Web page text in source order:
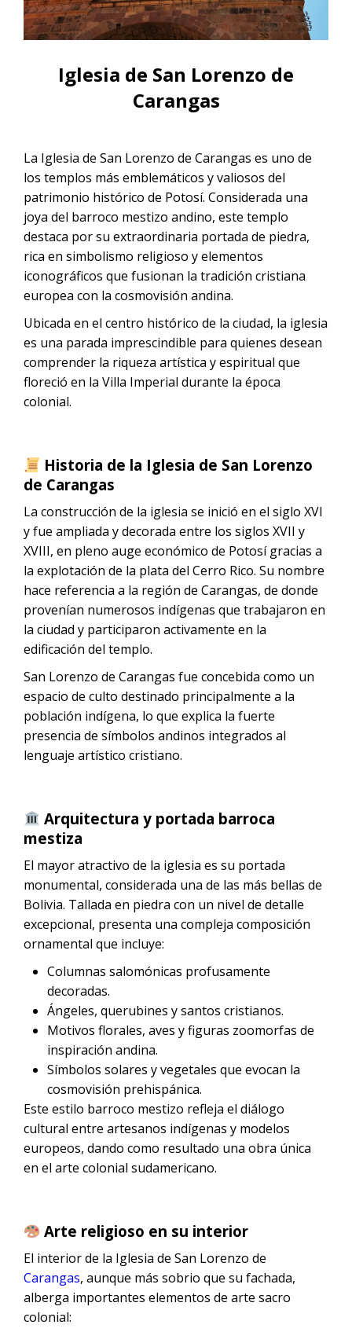
Tour Salar de Uyuni desde La Paz en
Vuelo | 2D/1N
Tour Salar de Uyuni 1 día
Noche
Vuelo
Tour Salar de Uyuni desde San
Cochabamba en Vuelo | 2D/1N
CONTACTANOS
Iglesia de San Lorenzo de
Carangas
La Iglesia de San Lorenzo de Carangas es uno de
los templos más emblemáticos y valiosos del
patrimonio histórico de Potosí. Considerada una
joya del barroco mestizo andino, este templo
destaca por su extraordinaria portada de piedra,
rica en simbolismo religioso y elementos
iconográficos que fusionan la tradición cristiana
europea con la cosmovisión andina.
Ubicada en el centro histórico de la ciudad, la iglesia
es una parada imprescindible para quienes desean
comprender la riqueza artística y espiritual que
floreció en la Villa Imperial durante la época
colonial.
Historia de la Iglesia de San Lorenzo
de Carangas
La construcción de la iglesia se inició en el siglo XVI
y fue ampliada y decorada entre los siglos XVII y
XVIII, en pleno auge económico de Potosí gracias a
la explotación de la plata del Cerro Rico. Su nombre
hace referencia a la región de Carangas, de donde
provenían numerosos indígenas que trabajaron en
la ciudad y participaron activamente en la
edificación del templo.
San Lorenzo de Carangas fue concebida como un
espacio de culto destinado principalmente a la
población indígena, lo que explica la fuerte
presencia de símbolos andinos integrados al
lenguaje artístico cristiano.
Arquitectura y portada barroca
mestiza
El mayor atractivo de la iglesia es su portada
monumental, considerada una de las más bellas de
Bolivia. Tallada en piedra con un nivel de detalle
excepcional, presenta una compleja composición
ornamental que incluye:
Columnas salomónicas profusamente
decoradas.
Ángeles, querubines y santos cristianos.
Motivos florales, aves y figuras zoomorfas de
inspiración andina.
Símbolos solares y vegetales que evocan la
cosmovisión prehispánica.
Este estilo barroco mestizo refleja el diálogo
cultural entre artesanos indígenas y modelos
europeos, dando como resultado una obra única
en el arte colonial sudamericano.
Arte religioso en su interior
El interior de la Iglesia de San Lorenzo de
Carangas, aunque más sobrio que su fachada,
alberga importantes elementos de arte sacro
colonial: